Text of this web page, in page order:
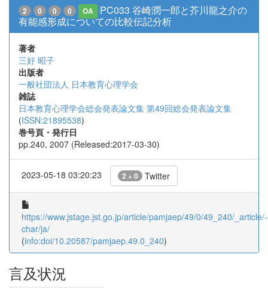
2 0 0 0 OA
PC033 谷崎潤一郎と芥川龍之介の
有能感形成についての比較伝記分析
著者
三好 昭子
出版者
一般社団法人 日本教育心理学会
雑誌
日本教育心理学会総会発表論文集 第49回総会発表論文集
(ISSN:21895538)
巻号頁・発行日
pp.240, 2007 (Released:2017-03-30)
2023-05-18 03:20:23 2 + 0 Twitter
https://www.jstage.jst.go.jp/article/pamjaep/49/0/49_240/_article/-
char/ja/
(info:doi/10.20587/pamjaep.49.0_240)
言及状況